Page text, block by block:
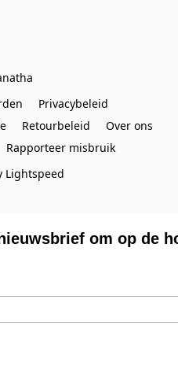
Privacybeleid
Retourbeleid
Over ons
Rapporteer misbruik
Lightspeed
om op de